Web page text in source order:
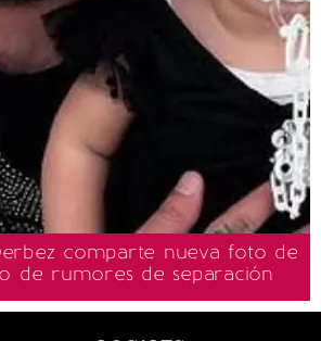
comparte nueva foto de
de rumores de separación